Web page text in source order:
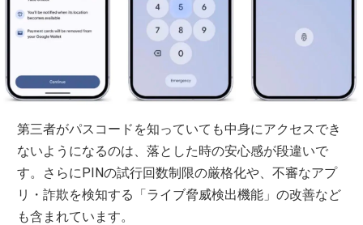
第三者がパスコードを知っていても中身にアクセスでき
ないようになるのは、落とした時の安心感が段違いで
す。さらにPINの試行回数制限の厳格化や、不審なアプ
リ・詐欺を検知する「ライブ脅威検出機能」の改善など
も含まれています。